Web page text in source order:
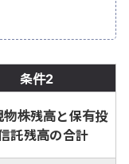
条件2
物株残高と保有投
託残高の合計